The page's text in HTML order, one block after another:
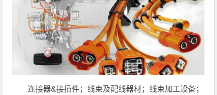
连接器&接插件；线束及配线器材；线束加工设备；